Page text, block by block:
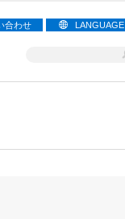
合わせ LANGUAGE